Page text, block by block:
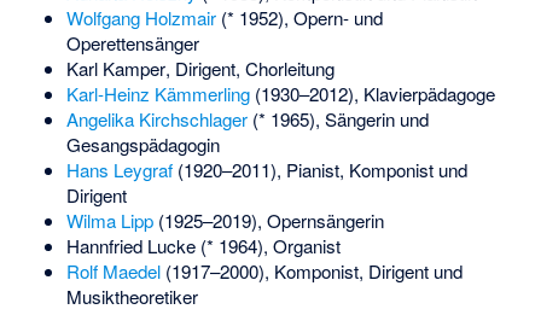
Wolfgang Holzmair(* 1952), Opern- und
Operettensänger
Karl Kamper, Dirigent, Chorleitung
Karl-Heinz Kämmerling(1930–2012), Klavierpädagoge
Angelika Kirchschlager(* 1965), Sängerin und
Gesangspädagogin
Hans Leygraf(1920–2011), Pianist, Komponist und
Dirigent
Wilma Lipp(1925–2019), Opernsängerin
Hannfried Lucke(* 1964), Organist
Rolf Maedel(1917–2000), Komponist, Dirigent und
Musiktheoretiker